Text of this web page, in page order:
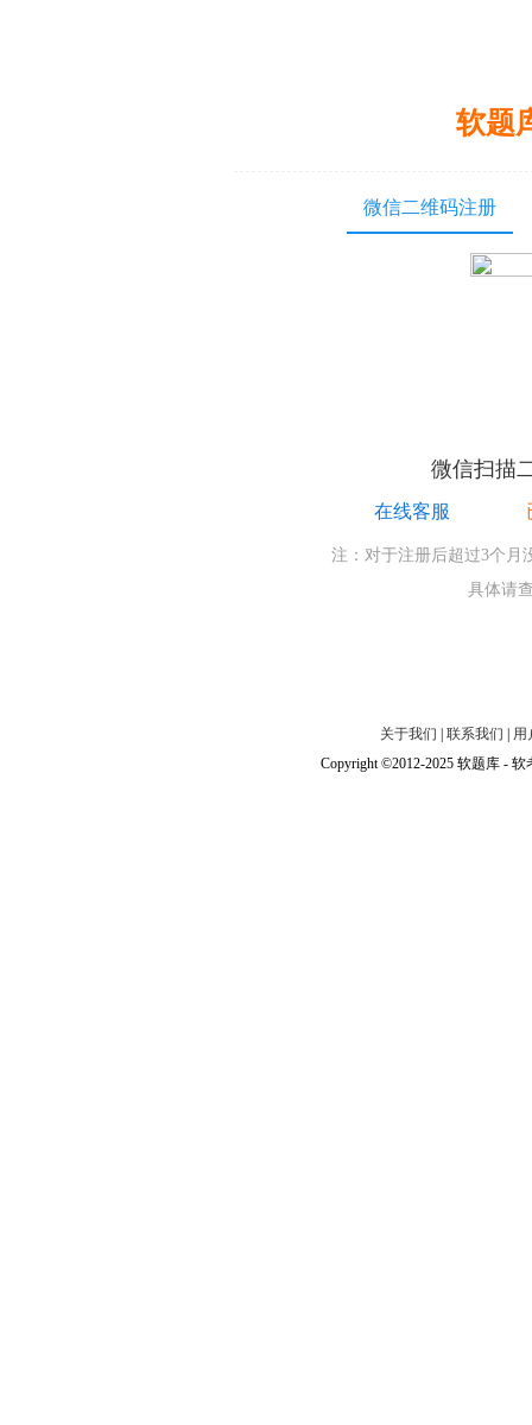
软题
微信二维码注册
微信扫描
在线客服
注：对于注册后超过3个月
具体请
关于我们 联系我们
用
Copyright ©2012-2025 软题库 -